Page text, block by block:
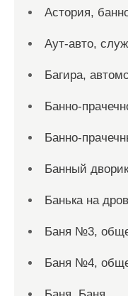
Астория,
Аут-авто,
Багира,
Банно-
Банно-
Банный
Банька на
Баня №3,
Баня №4,